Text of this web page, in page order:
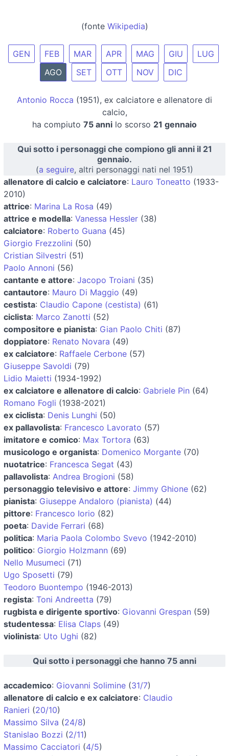
(fonte Wikipedia)
GEN FEB MAR APR MAG GIU
LUG
AGO
SET OTT NOV DIC
Antonio Rocca (1951), ex calciatore e allenatore di
calcio,
ha compiuto 75 anni lo scorso 21 gennaio
Qui sotto i personaggi che compiono gli anni il 21
gennaio.
(a seguire, altri personaggi nati nel 1951)
allenatore di calcio e calciatore: Lauro Toneatto (1933-
2010)
attrice: Marina La Rosa (49)
attrice e modella: Vanessa Hessler (38)
calciatore: Roberto Guana (45)
Giorgio Frezzolini (50)
Cristian Silvestri (51)
Paolo Annoni (56)
cantante e attore: Jacopo Troiani (35)
cantautore: Mauro Di Maggio (49)
cestista: Claudio Capone (cestista) (61)
ciclista: Marco Zanotti (52)
compositore e pianista: Gian Paolo Chiti (87)
doppiatore: Renato Novara (49)
ex calciatore: Raffaele Cerbone (57)
Giuseppe Savoldi (79)
Lidio Maietti (1934-1992)
ex calciatore e allenatore di calcio: Gabriele Pin (64)
Romano Fogli (1938-2021)
ex ciclista: Denis Lunghi (50)
ex pallavolista: Francesco Lavorato (57)
imitatore e comico: Max Tortora (63)
musicologo e organista: Domenico Morgante (70)
nuotatrice: Francesca Segat (43)
pallavolista: Andrea Brogioni (58)
personaggio televisivo e attore: Jimmy Ghione (62)
pianista: Giuseppe Andaloro (pianista) (44)
pittore: Francesco Iorio (82)
poeta: Davide Ferrari (68)
politica: Maria Paola Colombo Svevo (1942-2010)
politico: Giorgio Holzmann (69)
Nello Musumeci (71)
Ugo Sposetti (79)
Teodoro Buontempo (1946-2013)
regista: Toni Andreetta (79)
rugbista e dirigente sportivo: Giovanni Grespan (59)
studentessa: Elisa Claps (49)
violinista: Uto Ughi (82)
Qui sotto i personaggi che hanno 75 anni
accademico: Giovanni Solimine (31/7)
allenatore di calcio e ex calciatore: Claudio
Ranieri (20/10)
Massimo Silva (24/8)
Stanislao Bozzi (2/11)
Massimo Cacciatori (4/5)